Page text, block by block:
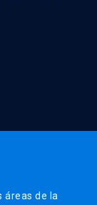
áreas de la